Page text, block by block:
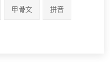
甲骨文 拼音